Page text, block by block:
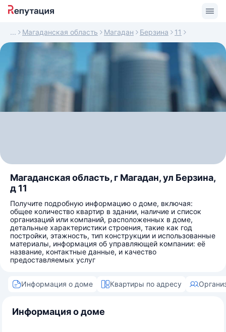
Магаданская область Магадан Берзина 11
Магаданская область, г Магадан, ул Берзина,
д 11
Получите подробную информацию о доме, включая:
общее количество квартир в здании, наличие и список
организаций или компаний, расположенных в доме,
детальные характеристики строения, такие как год
постройки, этажность, тип конструкции и использованные
материалы, информация об управляющей компании: её
название, контактные данные, и качество
предоставляемых услуг
Информация о доме Квартиры по адресу
Информация о доме